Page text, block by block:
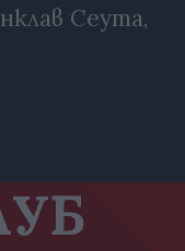
Сеута,